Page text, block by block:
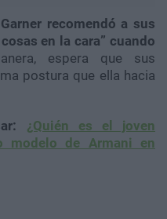
recomendó a sus
en la cara” cuando
espera que sus
postura que ella hacia
¿Quién es el joven
modelo de Armani en